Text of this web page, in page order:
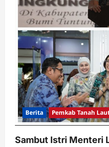
Berita Pemkab Tanah
Sambut Istri Menteri